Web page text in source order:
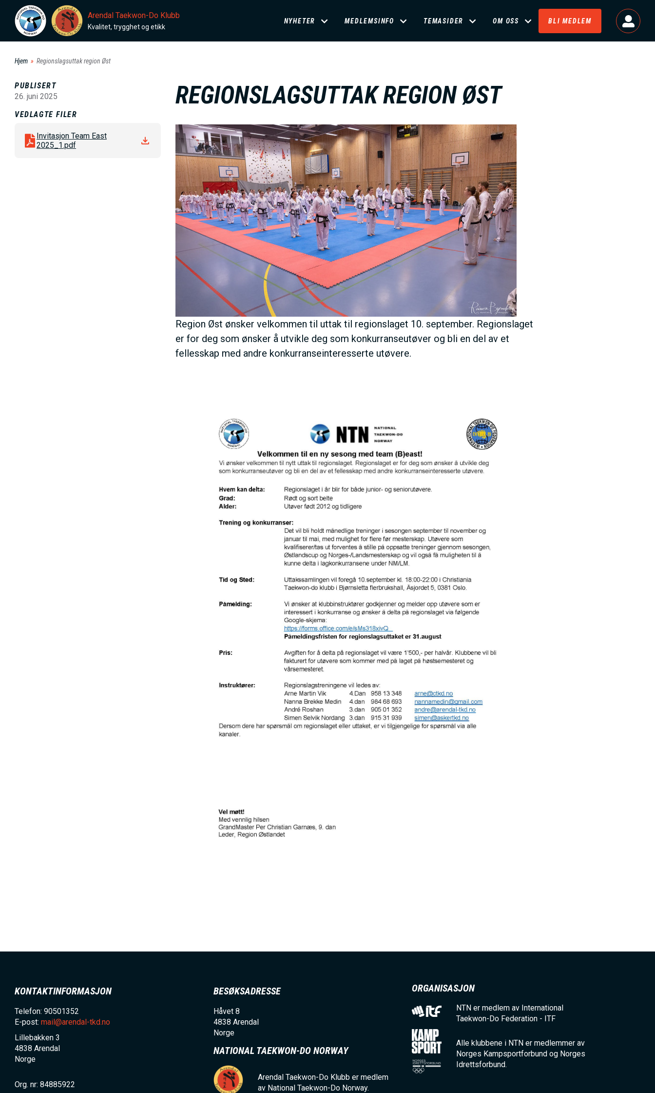
Arendal Taekwon-Do Klubb
Kvalitet, trygghet og etikk
D
M
A
I
N
M
E
N
U
S
A
V
E
D
O
M
A
N
M
E
NYHETER MEDLEMSINFO TEMASIDER OM OSS BLI MEDLEM
Hjem Regionslagsuttak region Øst
REGIONSLAGSUTTAK REGION ØST
PUBLISERT
26. juni 2025
VEDLAGTE FILER
Invitasjon Team East
2025_1.pdf
B
l
d
e
Region Øst ønsker velkommen til uttak til regionslaget 10. september. Regionslaget
er for deg som ønsker å utvikle deg som konkurranseutøver og bli en del av et
fellesskap med andre konkurranseinteresserte utøvere.
KONTAKTINFORMASJON
Telefon: 90501352
E-post: mail@arendal-tkd.no
Lillebakken 3
4838 Arendal
Norge
Org. nr: 84885922
BESØKSADRESSE
Håvet 8
4838 Arendal
Norge
NATIONAL TAEKWON-DO NORWAY
Arendal Taekwon-Do Klubb er medlem
av National Taekwon-Do Norway.
ORGANISASJON
NTN er medlem av International
Taekwon-Do Federation - ITF
Alle klubbene i NTN er medlemmer av
Norges Kampsportforbund og Norges
Idrettsforbund.